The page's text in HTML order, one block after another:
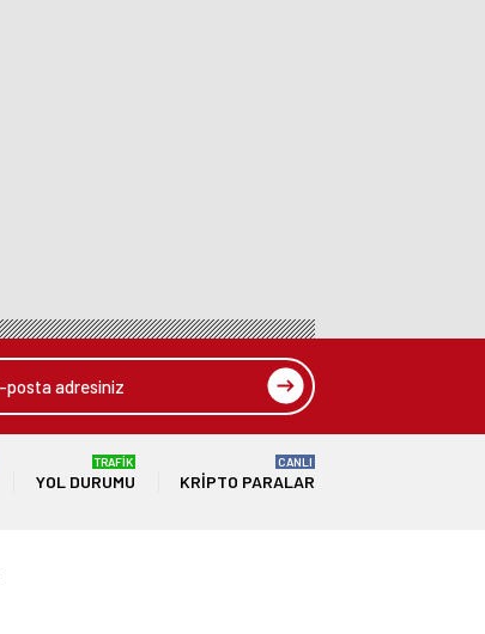
YOL DURUMU
TRAFİK
KRIPTO PARALAR
CANLI